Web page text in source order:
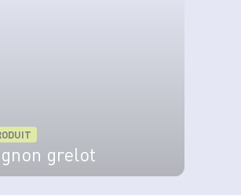
grelot